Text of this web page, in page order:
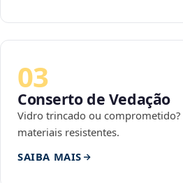
03
Conserto de Vedação
Vidro trincado ou comprometido?
materiais resistentes.
SAIBA MAIS